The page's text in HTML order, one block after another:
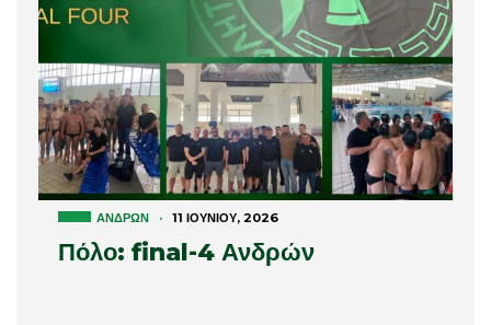
ΑΝΔΡΏΝ · 11 ΙΟΥΝΊΟΥ, 2026
Πόλο: final-4 Ανδρών